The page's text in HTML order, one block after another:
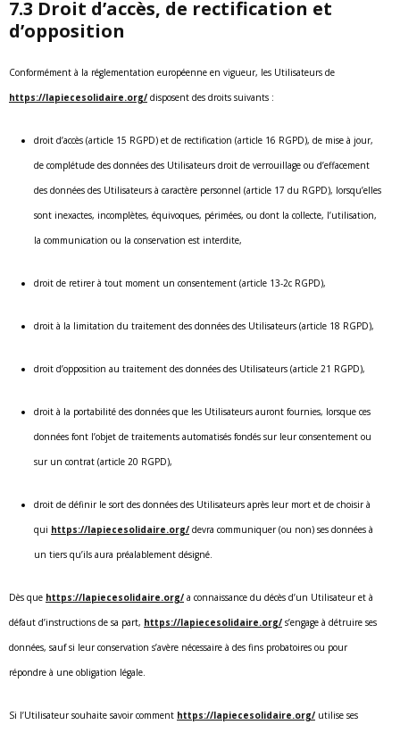
7.3 Droit d’accès, de rectification et
d’opposition
Conformément à la réglementation européenne en vigueur, les Utilisateurs de
https://lapiecesolidaire.org/ disposent des droits suivants :
droit d’accès (article 15 RGPD) et de rectification (article 16 RGPD), de mise à jour,
de complétude des données des Utilisateurs droit de verrouillage ou d’effacement
des données des Utilisateurs à caractère personnel (article 17 du RGPD), lorsqu’elles
sont inexactes, incomplètes, équivoques, périmées, ou dont la collecte, l’utilisation,
la communication ou la conservation est interdite,
droit de retirer à tout moment un consentement (article 13-2c RGPD),
droit à la limitation du traitement des données des Utilisateurs (article 18 RGPD),
droit d’opposition au traitement des données des Utilisateurs (article 21 RGPD),
droit à la portabilité des données que les Utilisateurs auront fournies, lorsque ces
données font l’objet de traitements automatisés fondés sur leur consentement ou
sur un contrat (article 20 RGPD),
droit de définir le sort des données des Utilisateurs après leur mort et de choisir à
qui https://lapiecesolidaire.org/ devra communiquer (ou non) ses données à
un tiers qu’ils aura préalablement désigné.
Dès que https://lapiecesolidaire.org/ a connaissance du décès d’un Utilisateur et à
défaut d’instructions de sa part, https://lapiecesolidaire.org/ s’engage à détruire ses
données, sauf si leur conservation s’avère nécessaire à des fins probatoires ou pour
répondre à une obligation légale.
Si l’Utilisateur souhaite savoir comment https://lapiecesolidaire.org/ utilise ses